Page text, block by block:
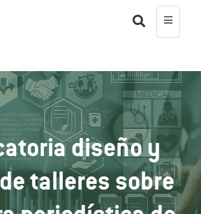
diseño y
talleres sobre